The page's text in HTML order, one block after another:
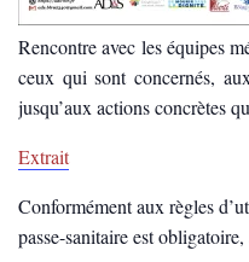
Rencontre avec les équipes
ceux qui sont concernés,
jusqu’aux actions concrètes
Extrait
Conformément aux règles
passe-sanitaire est